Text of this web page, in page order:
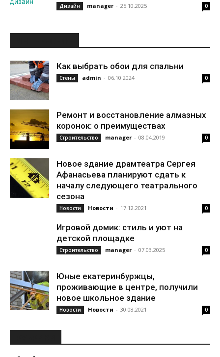
Дизайн manager - 25.10.2025 0
Как выбрать обои для спальни
Стены admin - 06.10.2024 0
Ремонт и восстановление алмазных
коронок: о преимуществах
Строительство manager - 08.04.2019 0
Новое здание драмтеатра Сергея
Афанасьева планируют сдать к
началу следующего театрального
сезона
Новости Новости - 17.12.2021 0
Игровой домик: стиль и уют на
детской площадке
Строительство manager - 07.03.2025 0
Юные екатеринбуржцы,
проживающие в центре, получили
новое школьное здание
Новости Новости - 30.08.2021 0